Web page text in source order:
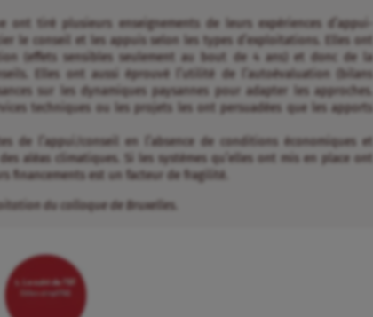
tiré plusieurs enseignements de leurs expériences d’appui-
le conseil et les appuis selon les types d’exploitations. Elles ont
(effets sensibles seulement au bout de 4 ans) et donc de la
Elles ont aussi éprouvé l’utilité de l’autoévaluation (bilans
sur les dynamiques paysannes pour adapter les approches.
techniques ou les projets les ont persuadées que les apports
de l’appui/conseil en l’absence de conditions économiques et
aléas climatiques. Si les systèmes qu’elles ont mis en place ont
financements est un facteur de fragilité.
du colloque de Bruxelles